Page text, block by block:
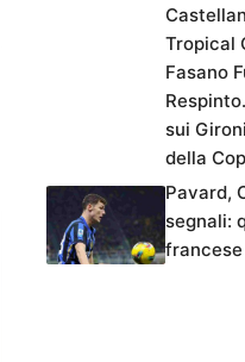
Tropical
Fasano
sui
della
Pavard,
segnali:
francese